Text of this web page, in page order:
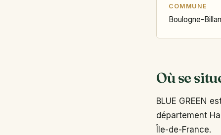
COMMUNE
Boulogne-
Où se
BLUE GREEN
département
Île-de-France.